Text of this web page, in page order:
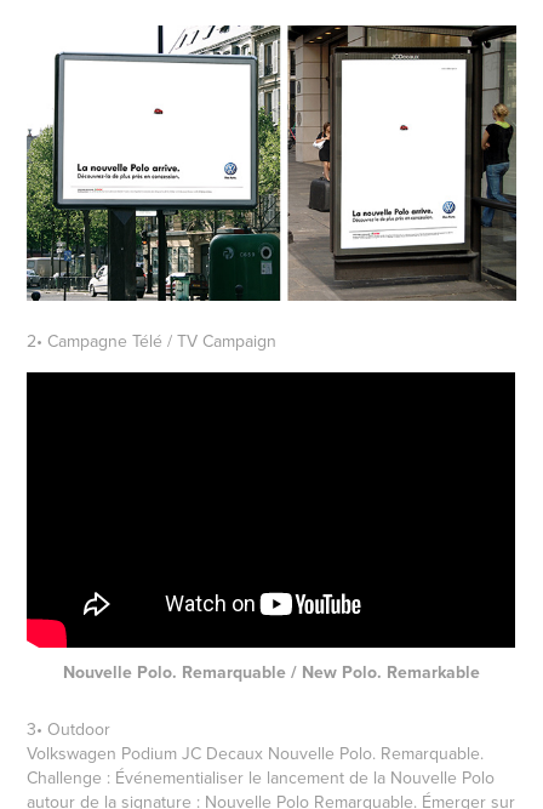
2• Campagne Télé /TV Campaign
Nouvelle Polo. Remarquable / New Polo. Remarkable
3• Outdoor
Volkswagen Podium JC Decaux Nouvelle Polo. Remarquable.
Challenge : Événementialiser le lancement de la Nouvelle Polo
autour de la signature : Nouvelle Polo Remarquable. Émerger sur